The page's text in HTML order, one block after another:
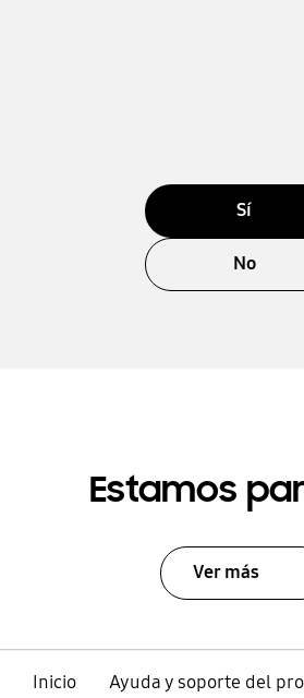
Sí
No
Estamos
Ver más
Inicio
Ayuda y soporte del